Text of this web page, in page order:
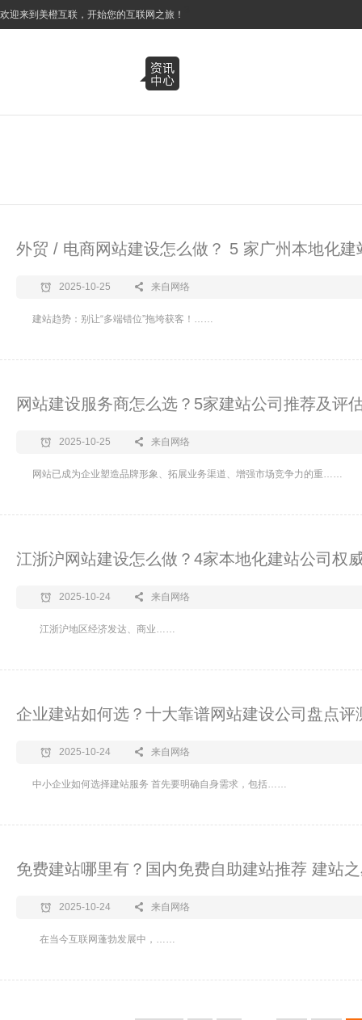
欢迎来到美橙互联，开始您的互联网之旅！
外贸 / 电商网站建设怎么做？ 5 家广州本地化
2025-10-25 来自网络
建站趋势：别让“多端错位”拖垮获客！……
网站建设服务商怎么选？5家建站公司推荐及评
2025-10-25 来自网络
网站已成为企业塑造品牌形象、拓展业务渠道、增强市场竞争力的重……
江浙沪网站建设怎么做？4家本地化建站公司权
2025-10-24 来自网络
江浙沪地区经济发达、商业……
企业建站如何选？十大靠谱网站建设公司盘点评
2025-10-24 来自网络
中小企业如何选择建站服务 首先要明确自身需求，包括……
免费建站哪里有？国内免费自助建站推荐 建站
2025-10-24 来自网络
在当今互联网蓬勃发展中，……